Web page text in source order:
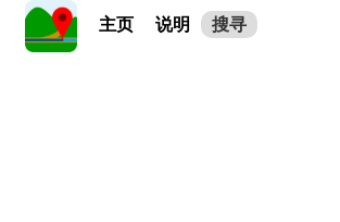
主页 说明 搜寻